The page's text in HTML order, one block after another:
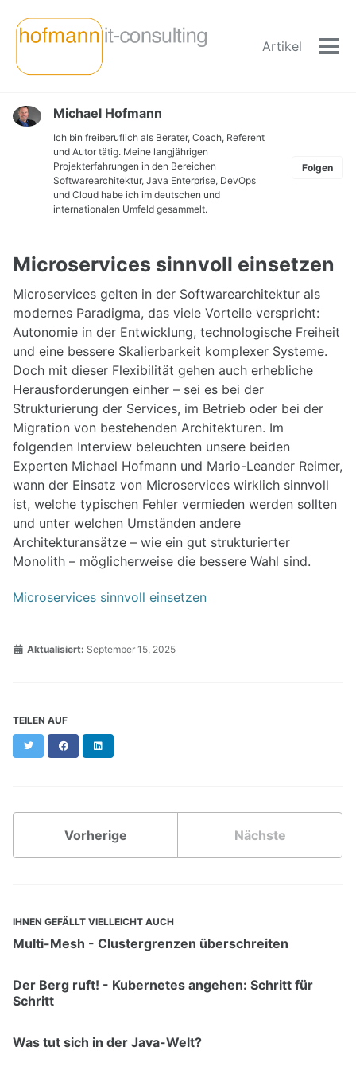
primary
navigation
content
footer
Artikel
Michael Hofmann
Ich bin freiberuflich als Berater, Coach, Referent
und Autor tätig. Meine langjährigen
Projekterfahrungen in den Bereichen
Softwarearchitektur, Java Enterprise, DevOps
und Cloud habe ich im deutschen und
internationalen Umfeld gesammelt.
Folgen
Microservices sinnvoll einsetzen
Microservices gelten in der Softwarearchitektur als
modernes Paradigma, das viele Vorteile verspricht:
Autonomie in der Entwicklung, technologische Freiheit
und eine bessere Skalierbarkeit komplexer Systeme.
Doch mit dieser Flexibilität gehen auch erhebliche
Herausforderungen einher – sei es bei der
Strukturierung der Services, im Betrieb oder bei der
Migration von bestehenden Architekturen. Im
folgenden Interview beleuchten unsere beiden
Experten Michael Hofmann und Mario-Leander Reimer,
wann der Einsatz von Microservices wirklich sinnvoll
ist, welche typischen Fehler vermieden werden sollten
und unter welchen Umständen andere
Architekturansätze – wie ein gut strukturierter
Monolith – möglicherweise die bessere Wahl sind.
Microservices sinnvoll einsetzen
Aktualisiert: September 15, 2025
TEILEN AUF
Twitter Facebook
Vorherige Nächste
IHNEN GEFÄLLT VIELLEICHT AUCH
Multi-Mesh - Clustergrenzen überschreiten
Der Berg ruft! - Kubernetes angehen: Schritt für
Schritt
Was tut sich in der Java-Welt?